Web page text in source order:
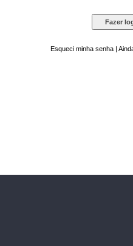
Esqueci minha senha |